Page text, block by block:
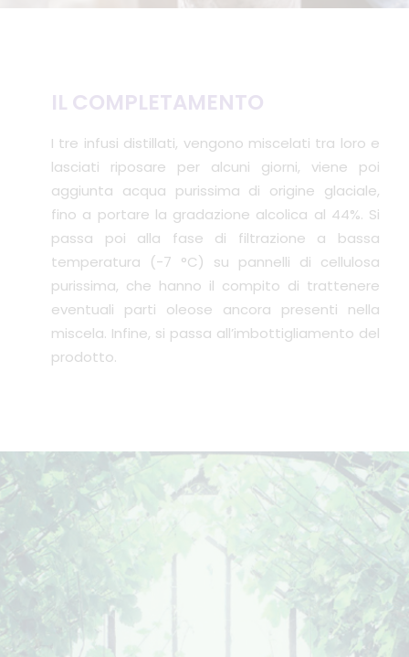
IL COMPLETAMENTO
I tre infusi distillati, vengono miscelati tra loro e
lasciati riposare per alcuni giorni, viene poi
aggiunta acqua purissima di origine glaciale,
fino a portare la gradazione alcolica al 44%. Si
passa poi alla fase di filtrazione a bassa
temperatura (-7 °C) su pannelli di cellulosa
purissima, che hanno il compito di trattenere
eventuali parti oleose ancora presenti nella
miscela. Infine, si passa all’imbottigliamento del
prodotto.